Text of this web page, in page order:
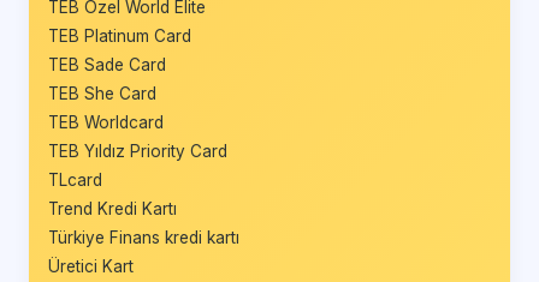
TEB Özel World Elite
TEB Platinum Card
TEB Sade Card
TEB She Card
TEB Worldcard
TEB Yıldız Priority Card
TLcard
Trend Kredi Kartı
Türkiye Finans kredi kartı
Üretici Kart